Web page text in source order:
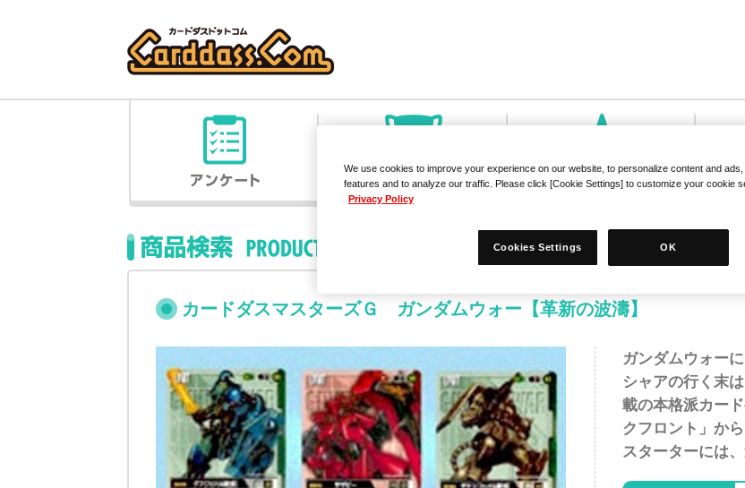
カードダスマスターズＧ ガンダムウォー【革新の波濤】
ガンダムウォー
シャアの行く末
載の本格派カー
クフロント」か
スターターには
We use cookies to improve your experience on our website, to personalize content and
features and to analyze our traffic. Please click [Cookie Settings] to customize your cookie
Privacy Policy
Cookies Settings OK